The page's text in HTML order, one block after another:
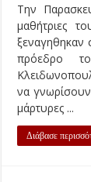
Την
μαθήτριες
ξεναγηθηκαν
πρόεδρο
να γνωρίσουν
μάρτυρες ...
Διάβασε